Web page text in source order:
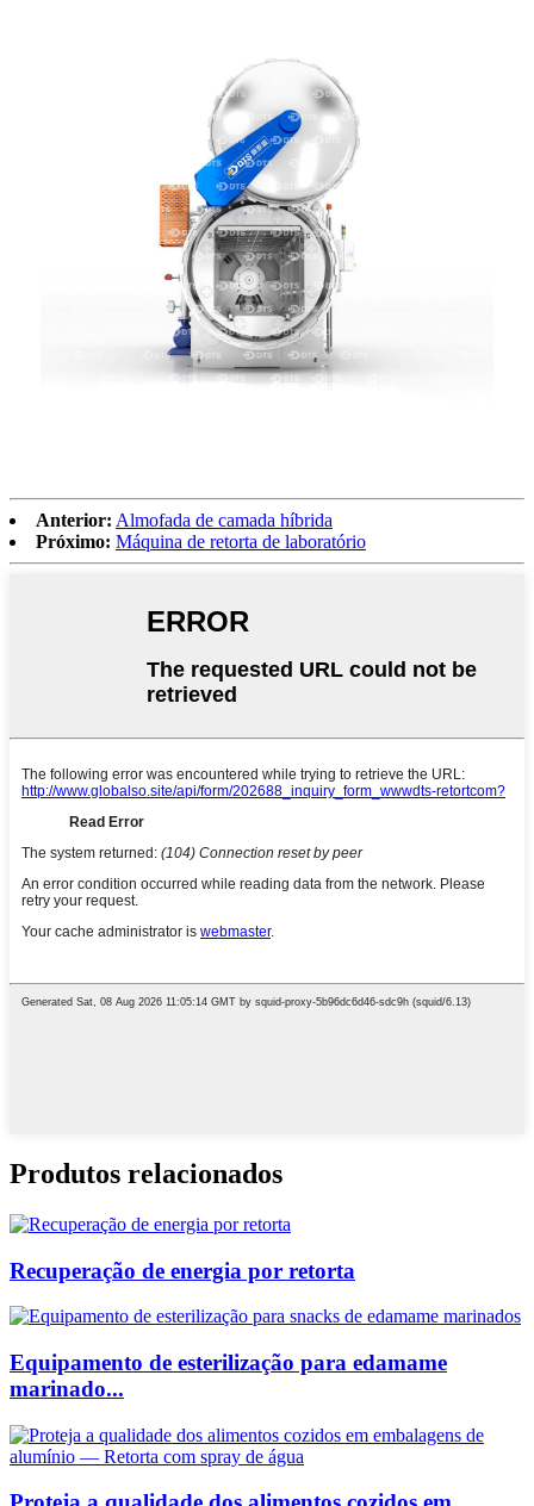
Anterior: Almofada de camada híbrida
Próximo: Máquina de retorta de laboratório
Produtos relacionados
Recuperação de energia por retorta
Equipamento de esterilização para edamame
marinado...